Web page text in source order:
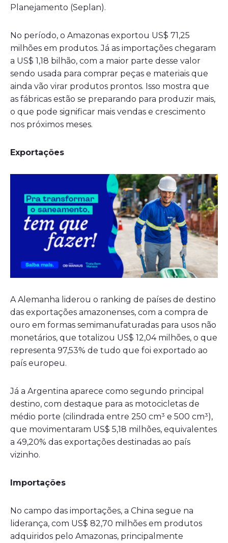
Planejamento (Seplan).
No período, o Amazonas exportou US$ 71,25
milhões em produtos. Já as importações chegaram
a US$ 1,18 bilhão, com a maior parte desse valor
sendo usada para comprar peças e materiais que
ainda vão virar produtos prontos. Isso mostra que
as fábricas estão se preparando para produzir mais,
o que pode significar mais vendas e crescimento
nos próximos meses.
Exportações
A Alemanha liderou o ranking de países de destino
das exportações amazonenses, com a compra de
ouro em formas semimanufaturadas para usos não
monetários, que totalizou US$ 12,04 milhões, o que
representa 97,53% de tudo que foi exportado ao
país europeu.
Já a Argentina aparece como segundo principal
destino, com destaque para as motocicletas de
médio porte (cilindrada entre 250 cm³ e 500 cm³),
que movimentaram US$ 5,18 milhões, equivalentes
a 49,20% das exportações destinadas ao país
vizinho.
Importações
No campo das importações, a China segue na
liderança, com US$ 82,70 milhões em produtos
adquiridos pelo Amazonas, principalmente